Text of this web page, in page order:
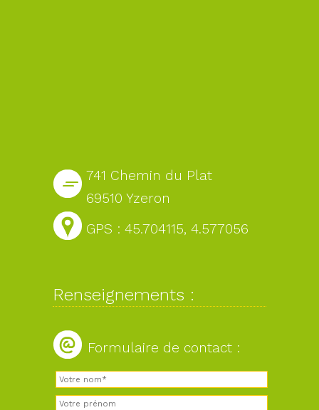
741 Chemin du Plat
69510 Yzeron
GPS : 45.704115, 4.577056
Renseignements :
Formulaire de contact :